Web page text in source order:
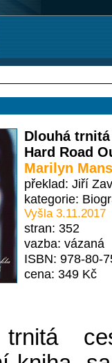
Dlouhá
Hard Road
Marilyn
překlad: Jiří
kategorie:
Vyšla 3.11.2017
stran: 352
vazba: vázaná
ISBN: 978-80-
cena: 349 Kč
trnitá